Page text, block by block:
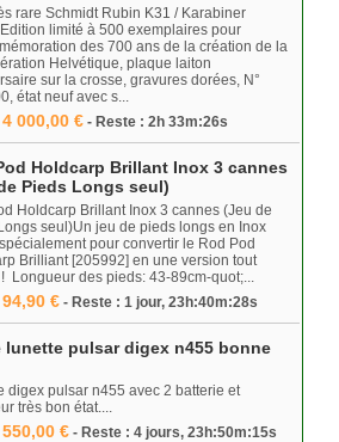
rare Schmidt Rubin K31 / Karabiner
limité à 500 exemplaires pour
des 700 ans de la création de la
Helvétique, plaque laiton
sur la crosse, gravures dorées, N°
état neuf avec s...
000,00 € - Reste : 2h 33m:26s
Holdcarp Brillant Inox 3 cannes
Pieds Longs seul)
Holdcarp Brillant Inox 3 cannes (Jeu de
seul)Un jeu de pieds longs en Inox
pour convertir le Rod Pod
Brilliant [205992] en une version tout
Longueur des pieds: 43-89cm-quot;...
€ - Reste : 1 jour, 23h:40m:28s
lunette pulsar digex n455 bonne
digex pulsar n455 avec 2 batterie et
très bon état....
€ - Reste : 4 jours, 23h:50m:15s